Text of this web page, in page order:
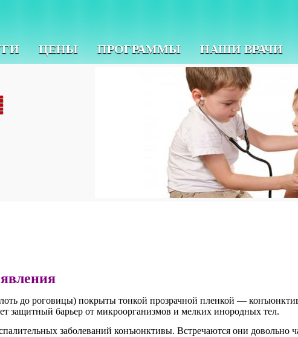
ЦЕНЫ ПРОГРАММЫ НАШИ ВРАЧИ
до роговицы) покрыты тонкой прозрачной пленкой —
защитный барьер от микроорганизмов и мелких инородных тел.
заболеваний конъюнктивы. Встречаются они довольно